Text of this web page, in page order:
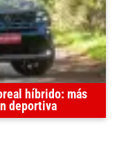
híbrido: más
deportiva